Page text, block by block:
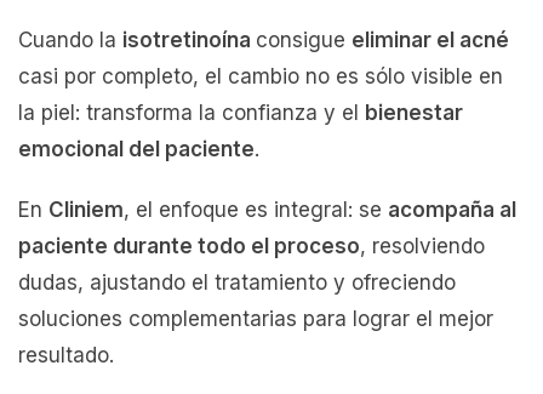
Cuando la isotretinoína consigue eliminar el acné
casi por completo, el cambio no es sólo visible en
la piel: transforma la confianza y el
bienestar
emocional del paciente.
En Cliniem, el enfoque es integral: se acompaña al
paciente durante todo el proceso, resolviendo
dudas, ajustando el tratamiento y ofreciendo
soluciones complementarias para lograr el mejor
resultado.